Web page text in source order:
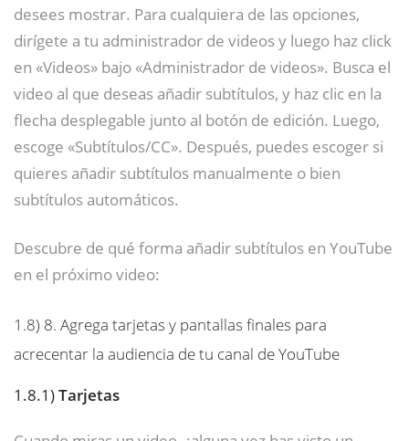
desees mostrar. Para cualquiera de las opciones,
dirígete a tu administrador de videos y luego haz click
en «Videos» bajo «Administrador de videos». Busca el
video al que deseas añadir subtítulos, y haz clic en la
flecha desplegable junto al botón de edición. Luego,
escoge «Subtítulos/CC». Después, puedes escoger si
quieres añadir subtítulos manualmente o bien
subtítulos automáticos.
Descubre de qué forma añadir subtítulos en YouTube
en el próximo video:
1.8) 8. Agrega tarjetas y pantallas finales para
acrecentar la audiencia de tu canal de YouTube
1.8.1)Tarjetas